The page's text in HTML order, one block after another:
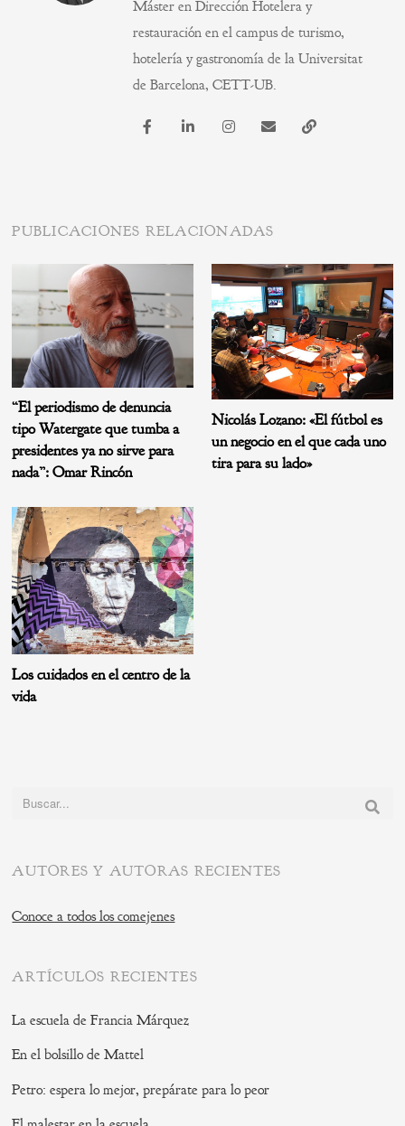
Máster en Dirección Hotelera y
restauración en el campus de turismo,
hotelería y gastronomía de la Universitat
de Barcelona, CETT-UB.
PUBLICACIONES RELACIONADAS
“El periodismo de denuncia
tipo Watergate que tumba a
presidentes ya no sirve para
nada”: Omar Rincón
Nicolás Lozano: «El fútbol es
un negocio en el que cada uno
tira para su lado»
Los cuidados en el centro de la
vida
Buscar:
AUTORES Y AUTORAS RECIENTES
Conoce a todos los comejenes
ARTÍCULOS RECIENTES
La escuela de Francia Márquez
En el bolsillo de Mattel
Petro: espera lo mejor, prepárate para lo peor